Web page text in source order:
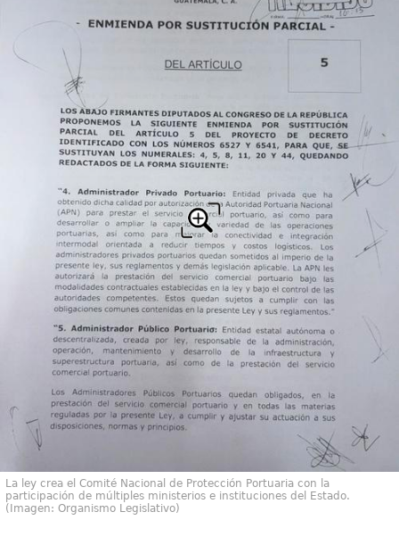
La ley crea el Comité Nacional de Protección Portuaria con la
participación de múltiples ministerios e instituciones del Estado.
(Imagen: Organismo Legislativo)